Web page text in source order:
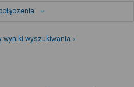
wyniki wyszukiwania